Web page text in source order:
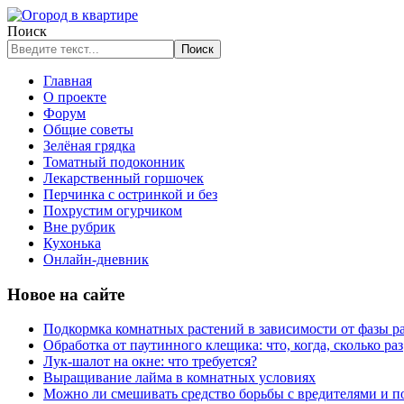
Поиск
Поиск
Главная
О проекте
Форум
Общие советы
Зелёная грядка
Томатный подоконник
Лекарственный горшочек
Перчинка с остринкой и без
Похрустим огурчиком
Вне рубрик
Кухонька
Онлайн-дневник
Новое на сайте
Подкормка комнатных растений в зависимости от фазы
Обработка от паутинного клещика: что, когда, сколько раз
Лук-шалот на окне: что требуется?
Выращивание лайма в комнатных условиях
Можно ли смешивать средство борьбы с вредителями и